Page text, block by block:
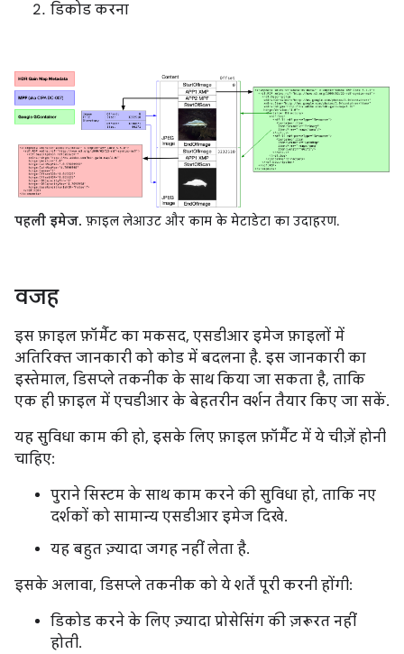
डिकोड करना
पहली इमेज. फ़ाइल लेआउट और काम के मेटाडेटा का उदाहरण.
वजह
इस फ़ाइल फ़ॉर्मैट का मकसद, एसडीआर इमेज फ़ाइलों में
अतिरिक्त जानकारी को कोड में बदलना है. इस जानकारी का
इस्तेमाल, डिसप्ले तकनीक के साथ किया जा सकता है, ताकि
एक ही फ़ाइल में एचडीआर के बेहतरीन वर्शन तैयार किए जा सकें.
यह सुविधा काम की हो, इसके लिए फ़ाइल फ़ॉर्मैट में ये चीज़ें होनी
चाहिए:
पुराने सिस्टम के साथ काम करने की सुविधा हो, ताकि नए
दर्शकों को सामान्य एसडीआर इमेज दिखे.
यह बहुत ज़्यादा जगह नहीं लेता है.
इसके अलावा, डिसप्ले तकनीक को ये शर्तें पूरी करनी होंगी:
डिकोड करने के लिए ज़्यादा प्रोसेसिंग की ज़रूरत नहीं
होती.